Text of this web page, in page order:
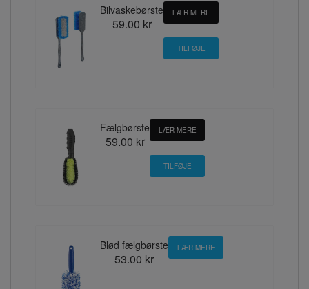
Bilvaskebørste
59.00 kr
LÆR MERE
Fælgbørste
59.00 kr
LÆR MERE
Blød fælgbørste
53.00 kr
LÆR MERE